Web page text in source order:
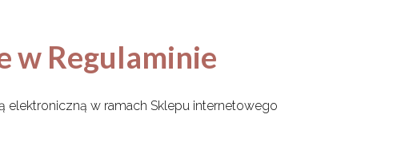
w Regulaminie
elektroniczną w ramach Sklepu internetowego